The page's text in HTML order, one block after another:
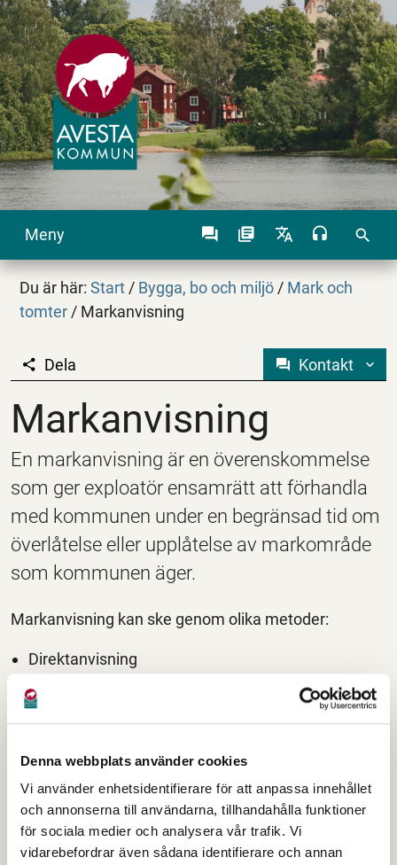
Denna webbplats använder cookies
Vi använder enhetsidentifierare för att anpassa innehållet
och annonserna till användarna, tillhandahålla funktioner
för sociala medier och analysera vår trafik. Vi
vidarebefordrar även sådana identifierare och annan
Meny search
Du är här:Start / Bygga, bo och miljö / Mark och
tomter / Markanvisning
Markanvisning
Dela Kontakt
Markanvisning
En markanvisning är en överenskommelse
som ger exploatör ensamrätt att förhandla
med kommunen under en begränsad tid om
överlåtelse eller upplåtelse av markområde
som kommunen äger.
Markanvisning kan ske genom olika metoder:
Direktanvisning
Dialog
Anbud på pris
Samtliga metoder mynnar ut i att kommunen
bestämmer vem som ska få bygga och inleder
slutförhandlingar. Därefter upprättas ett
markanvisningsavtal.